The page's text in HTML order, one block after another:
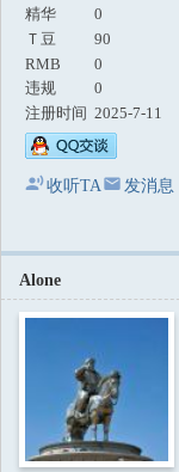
精华
0
Ｔ豆
90
RMB
0
违规
0
注册时间 2025-7-11
收听TA 发消息
Alone